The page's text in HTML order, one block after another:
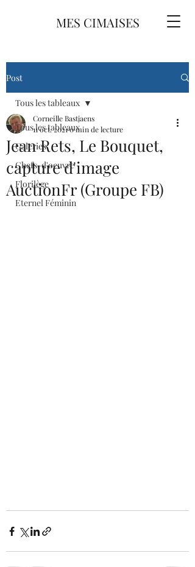
MES CIMAISES
Post
Tous les tableaux
Galeries
Chefs-d'oeuvre
Florilège
Eternel Féminin
Tous les tableaux
Jean Rets, Le Bouquet,
capture d'image
AuctionFr (Groupe FB)
Corneille Bastjaens
11 oct. 20210 min de lecture